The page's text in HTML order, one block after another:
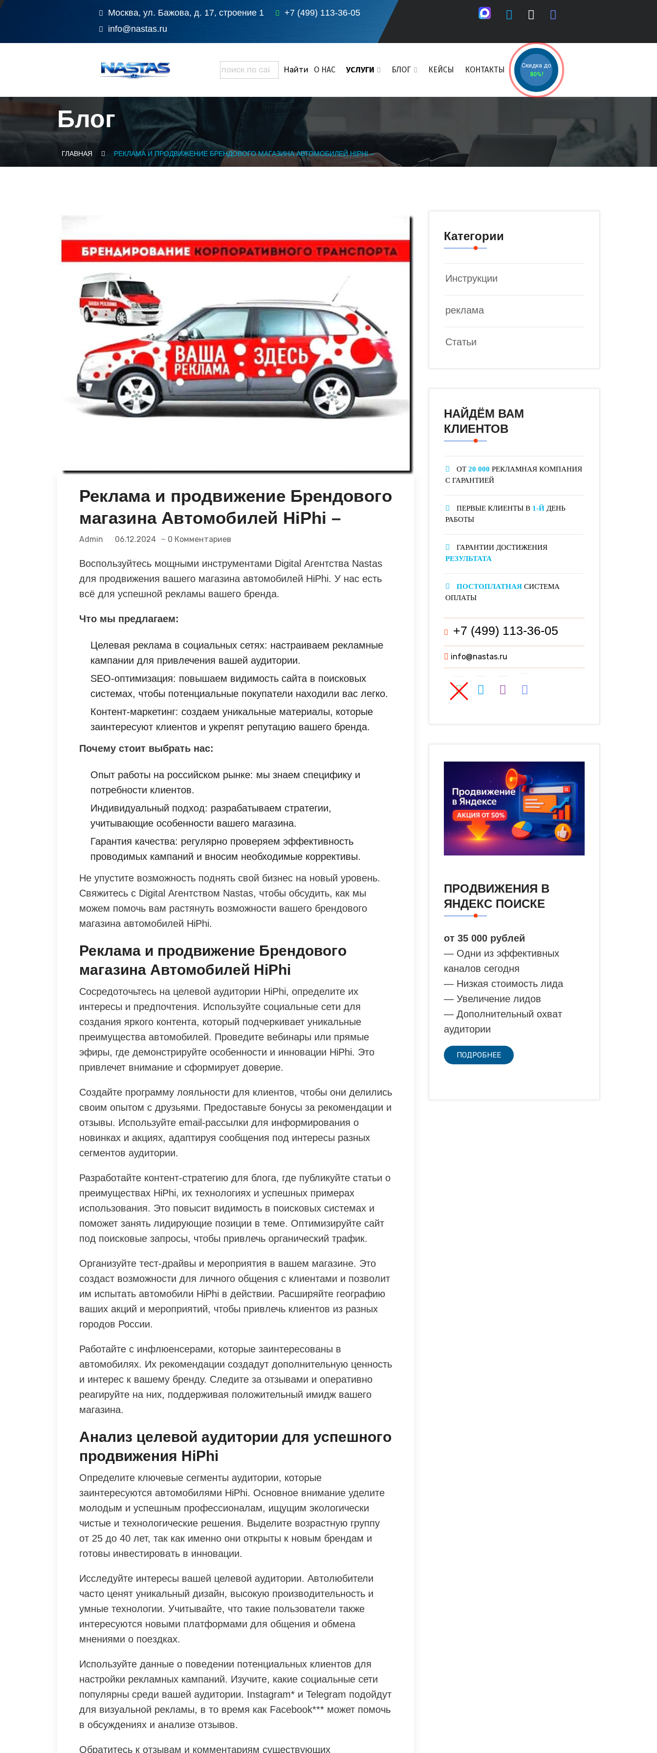
Москва, ул. Бажова, д. 17, строение 1
+7 (499) 113-36-05
info@nastas.ru
О НАС УСЛУГИ БЛОГ КЕЙСЫ КОНТАКТЫ
Скидка до
80%!
Блог
ГЛАВНАЯ РЕКЛАМА И ПРОДВИЖЕНИЕ БРЕНДОВОГО МАГАЗИНА АВТОМОБИЛЕЙ HIPHI –
Реклама и продвижение Брендового
магазина Автомобилей HiPhi –
Admin 06.12.2024 0 Комментариев
Воспользуйтесь мощными инструментами Digital Агентства Nastas
для продвижения вашего магазинa автомобилей HiPhi. У нас есть
всё для успешной рекламы вашего бренда.
Что мы предлагаем:
Целевая реклама в социальных сетях: настраиваем рекламные
кампании для привлечения вашей аудитории.
SEO-оптимизация: повышаем видимость сайта в поисковых
системах, чтобы потенциальные покупатели находили вас легко.
Контент-маркетинг: создаем уникальные материалы, которые
заинтересуют клиентов и укрепят репутацию вашего бренда.
Почему стоит выбрать нас:
Опыт работы на российском рынке: мы знаем специфику и
потребности клиентов.
Индивидуальный подход: разрабатываем стратегии,
учитывающие особенности вашего магазинa.
Гарантия качества: регулярно проверяем эффективность
проводимых кампаний и вносим необходимые коррективы.
Не упустите возможность поднять свой бизнес на новый уровень.
Свяжитесь с Digital Агентством Nastas, чтобы обсудить, как мы
можем помочь вам растянуть возможности вашего брендового
магазина автомобилей HiPhi.
Реклама и продвижение Брендового
магазина Автомобилей HiPhi
Сосредоточьтесь на целевой аудитории HiPhi, определите их
интересы и предпочтения. Используйте социальные сети для
создания яркого контента, который подчеркивает уникальные
преимущества автомобилей. Проведите вебинары или прямые
эфиры, где демонстрируйте особенности и инновации HiPhi. Это
привлечет внимание и сформирует доверие.
Создайте программу лояльности для клиентов, чтобы они делились
своим опытом с друзьями. Предоставьте бонусы за рекомендации и
отзывы. Используйте email-рассылки для информирования о
новинках и акциях, адаптируя сообщения под интересы разных
сегментов аудитории.
Разработайте контент-стратегию для блога, где публикуйте статьи о
преимуществах HiPhi, их технологиях и успешных примерах
использования. Это повысит видимость в поисковых системах и
поможет занять лидирующие позиции в теме. Оптимизируйте сайт
под поисковые запросы, чтобы привлечь органический трафик.
Организуйте тест-драйвы и мероприятия в вашем магазине. Это
создаст возможности для личного общения с клиентами и позволит
им испытать автомобили HiPhi в действии. Расширяйте географию
ваших акций и мероприятий, чтобы привлечь клиентов из разных
городов России.
Работайте с инфлюенсерами, которые заинтересованы в
автомобилях. Их рекомендации создадут дополнительную ценность
и интерес к вашему бренду. Следите за отзывами и оперативно
реагируйте на них, поддерживая положительный имидж вашего
магазина.
Анализ целевой аудитории для успешного
продвижения HiPhi
Определите ключевые сегменты аудитории, которые
заинтересуются автомобилями HiPhi. Основное внимание уделите
молодым и успешным профессионалам, ищущим экологически
чистые и технологические решения. Выделите возрастную группу
от 25 до 40 лет, так как именно они открыты к новым брендам и
готовы инвестировать в инновации.
Исследуйте интересы вашей целевой аудитории. Автолюбители
часто ценят уникальный дизайн, высокую производительность и
умные технологии. Учитывайте, что такие пользователи также
интересуются новыми платформами для общения и обмена
мнениями о поездках.
Используйте данные о поведении потенциальных клиентов для
настройки рекламных кампаний. Изучите, какие социальные сети
популярны среди вашей аудитории. Instagram* и Telegram подойдут
для визуальной рекламы, в то время как Facebook*** может помочь
в обсуждениях и анализе отзывов.
Обратитесь к отзывам и комментариям существующих
Категории
Инструкции
реклама
Статьи
НАЙДЁМ ВАМ
КЛИЕНТОВ
ОТ 20 000 РЕКЛАМНАЯ КОМПАНИЯ
С ГАРАНТИЕЙ
ПЕРВЫЕ КЛИЕНТЫ В 1-Й ДЕНЬ
РАБОТЫ
ГАРАНТИИ ДОСТИЖЕНИЯ
РЕЗУЛЬТАТА
ПОСТОПЛАТНАЯ СИСТЕМА
ОПЛАТЫ
+7 (499) 113-36-05
info@nastas.ru
ПРОДВИЖЕНИЯ В
ЯНДЕКС ПОИСКЕ
от 35 000 рублей
— Одни из эффективных
каналов сегодня
— Низкая стоимость лида
— Увеличение лидов
— Дополнительный охват
аудитории
ПОДРОБНЕЕ